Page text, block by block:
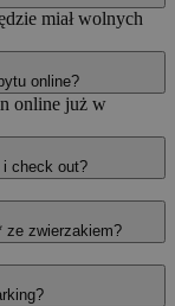
miał wolnych
online?
online już w
check out?
ze zwierzakiem?